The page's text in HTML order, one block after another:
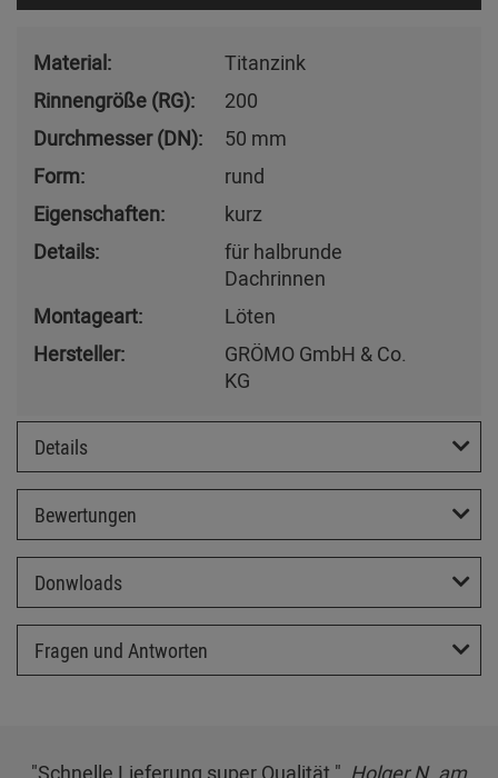
Material:
Titanzink
Rinnengröße (RG):
200
Durchmesser (DN):
50 mm
Form:
rund
Eigenschaften:
kurz
Details:
für halbrunde
Dachrinnen
Montageart:
Löten
Hersteller:
GRÖMO GmbH & Co.
KG
Details
Bewertungen
Donwloads
Fragen und Antworten
"Schnelle Lieferung super Qualität.", Holger N. am